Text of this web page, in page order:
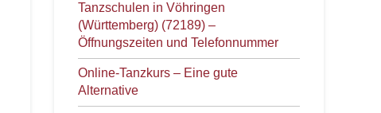
Tanzschulen in Vöhringen
(Württemberg) (72189) –
Öffnungszeiten und Telefonnummer
Online-Tanzkurs – Eine gute
Alternative